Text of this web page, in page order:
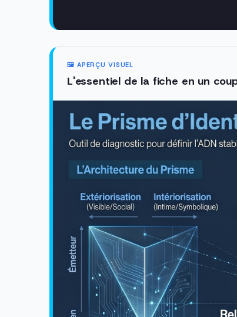
🖼️ APERÇU VISUEL
L'essentiel de la fiche en un